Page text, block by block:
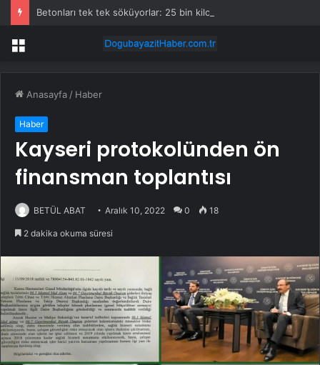
Menü
Anasayfa / Haber
Haber
Kayseri protokolünden ön
finansman toplantısı
BETÜL ABAT Aralık 10, 2022 0 18
2 dakika okuma süresi